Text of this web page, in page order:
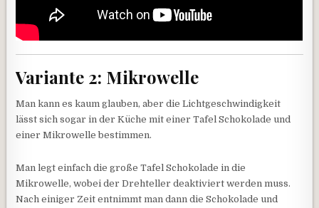
Variante 2: Mikrowelle
Man kann es kaum glauben, aber die Lichtgeschwindigkeit
lässt sich sogar in der Küche mit einer Tafel Schokolade und
einer Mikrowelle bestimmen.
Man legt einfach die große Tafel Schokolade in die
Mikrowelle, wobei der Drehteller deaktiviert werden muss.
Nach einiger Zeit entnimmt man dann die Schokolade und